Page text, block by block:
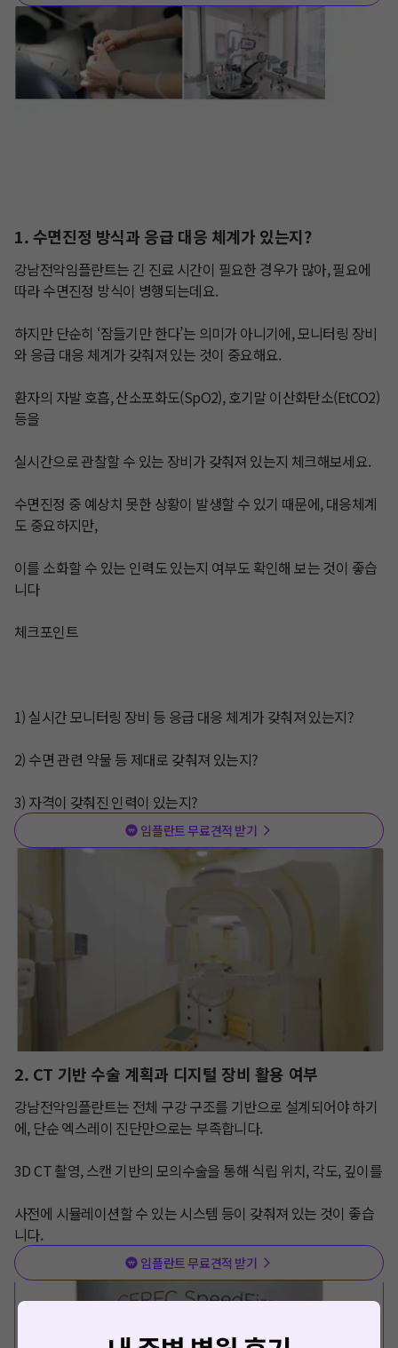
1. 수면진정 방식과 응급 대응 체계가 있는지?
강남전악임플란트는 긴 진료 시간이 필요한 경우가 많아, 필요에
따라 수면진정 방식이 병행되는데요.
하지만 단순히 ‘잠들기만 한다’는 의미가 아니기에, 모니터링 장비
와 응급 대응 체계가 갖춰져 있는 것이 중요해요.
환자의 자발 호흡, 산소포화도(SpO2), 호기말 이산화탄소(EtCO2)
등을
실시간으로 관찰할 수 있는 장비가 갖춰져 있는지 체크해보세요.
수면진정 중 예상치 못한 상황이 발생할 수 있기 때문에, 대응체계
도 중요하지만,
​이를 소화할 수 있는 인력도 있는지 여부도 확인해 보는 것이 좋습
니다
체크포인트
1) 실시간 모니터링 장비 등 응급 대응 체계가 갖춰져 있는지?
2) 수면 관련 약물 등 제대로 갖춰져 있는지?
3) 자격이 갖춰진 인력이 있는지?
임플란트 무료견적 받기
2. CT 기반 수술 계획과 디지털 장비 활용 여부
강남전악임플란트는 전체 구강 구조를 기반으로 설계되어야 하기
에, 단순 엑스레이 진단만으로는 부족합니다.
3D CT 촬영, 스캔 기반의 모의수술을 통해 식립 위치, 각도, 깊이를
사전에 시뮬레이션할 수 있는 시스템 등이 갖춰져 있는 것이 좋습
니다.
임플란트 무료견적 받기